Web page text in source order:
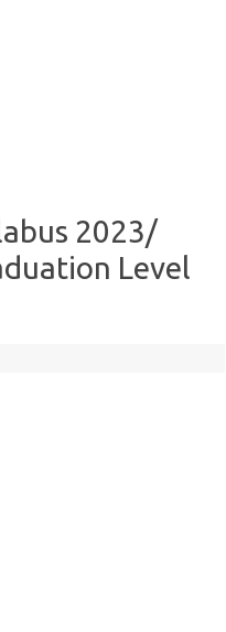
2023/
Level